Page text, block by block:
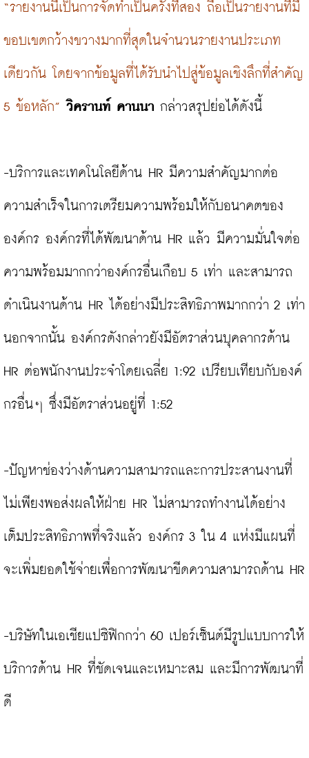
“รายงานนี้เป็นการจัดทำเป็นครั้งที่สอง ถือเป็นรายงานที่มี
ขอบเขตกว้างขวางมากที่สุดในจำนวนรายงานประเภท
เดียวกัน โดยจากข้อมูลที่ได้รับนำไปสู่ข้อมูลเชิงลึกที่สำคัญ
5 ข้อหลัก” วิครานท์ คานนา กล่าวสรุปย่อได้ดังนี้
-บริการและเทคโนโลยีด้าน HR มีความสำคัญมากต่อ
ความสำเร็จในการเตรียมความพร้อมให้กับอนาคตของ
องค์กร องค์กรที่ได้พัฒนาด้าน HR แล้ว มีความมั่นใจต่อ
ความพร้อมมากกว่าองค์กรอื่นเกือบ 5 เท่า และสามารถ
ดำเนินงานด้าน HR ได้อย่างมีประสิทธิภาพมากกว่า 2 เท่า
นอกจากนั้น องค์กรดังกล่าวยังมีอัตราส่วนบุคลากรด้าน
HR ต่อพนักงานประจำโดยเฉลี่ย 1:92 เปรียบเทียบกับองค์
กรอื่นๆ ซึ่งมีอัตราส่วนอยู่ที่ 1:52
-ปัญหาช่องว่างด้านความสามารถและการประสานงานที่
ไม่เพียงพอส่งผลให้ฝ่าย HR ไม่สามารถทำงานได้อย่าง
เต็มประสิทธิภาพที่จริงแล้ว องค์กร 3 ใน 4 แห่งมีแผนที่
จะเพิ่มยอดใช้จ่ายเพื่อการพัฒนาขีดความสามารถด้าน HR
-บริษัทในเอเชียแปซิฟิกกว่า 60 เปอร์เซ็นต์มีรูปแบบการให้
บริการด้าน HR ที่ชัดเจนและเหมาะสม และมีการพัฒนาที่
ดี